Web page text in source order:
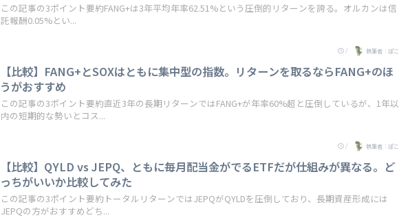
この記事の3ポイント要約FANG+は3年平均年率62.51%という圧倒的リターンを誇る。オルカンは信
託報酬0.05%とい...
/ 執筆者：ぽこ
【比較】FANG+とSOXはともに集中型の指数。リターンを取るならFANG+のほ
うがおすすめ
この記事の3ポイント要約直近3年の長期リターンではFANG+が年率60%超と圧倒しているが、1年以
内の短期的な勢いとコス...
/ 執筆者：ぽこ
【比較】QYLD vs JEPQ、ともに毎月配当金がでるETFだが仕組みが異なる。ど
っちがいいか比較してみた
この記事の3ポイント要約トータルリターンではJEPQがQYLDを圧倒しており、長期資産形成には
JEPQの方がおすすめどち...